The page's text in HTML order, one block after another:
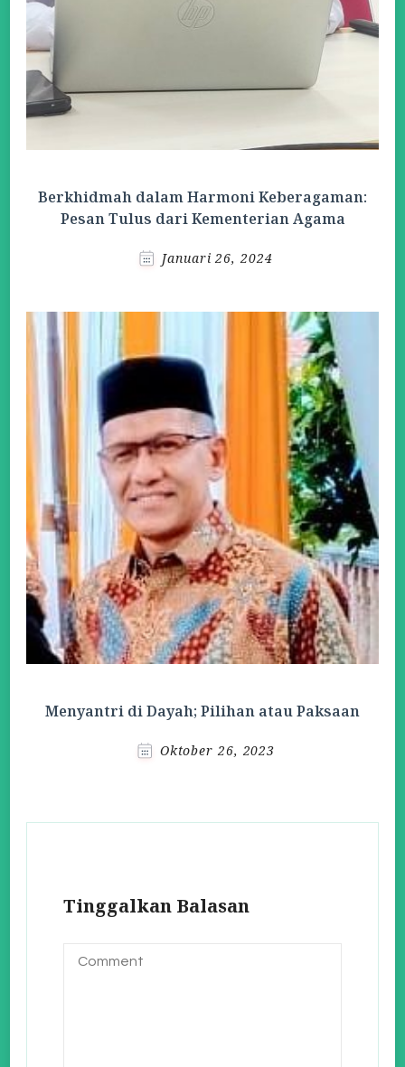
Berkhidmah dalam Harmoni Keberagaman:
Pesan Tulus dari Kementerian Agama
Januari 26, 2024
Menyantri di Dayah; Pilihan atau Paksaan
Oktober 26, 2023
Tinggalkan Balasan